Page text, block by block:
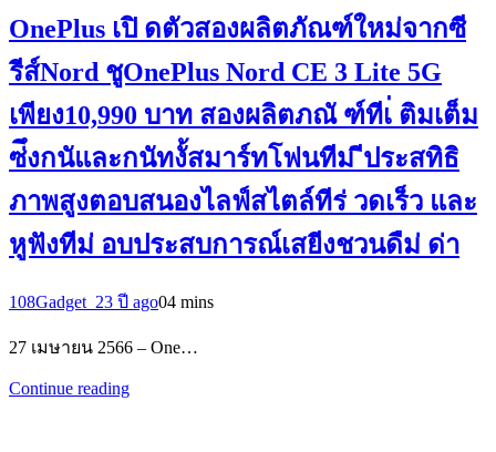
OnePlus เปิ ดตัวสองผลิตภัณฑ์ใหม่จากซี
รีส์Nord ชูOnePlus Nord CE 3 Lite 5G
เพียง10,990 บาท สองผลิตภณั ฑ์ทีเ่ ติมเต็ม
ซ่ึงกนัและกนัทงั้สมาร์ทโฟนทีม่ ีประสทิธิ
ภาพสูงตอบสนองไลฟ์สไตล์ทีร่ วดเร็ว และ
หูฟังทีม่ อบประสบการณ์เสยีงชวนดืม่ ด่า
108Gadget_23 ปี ago04 mins
27 เมษายน 2566 – One…
Continue reading